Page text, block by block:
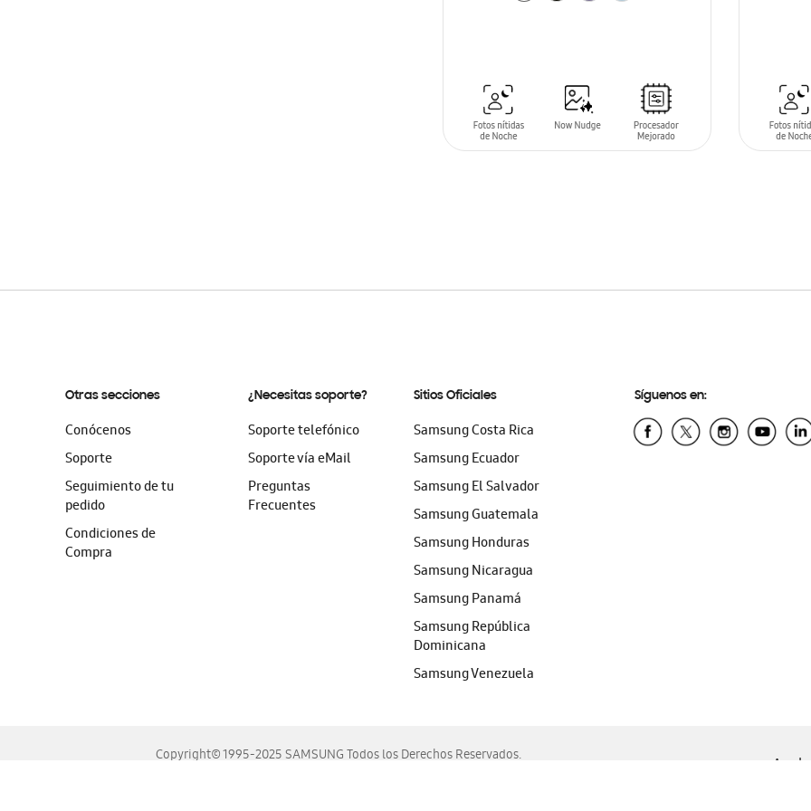
SIN
Otras secciones
Conócenos
Soporte
Seguimiento de tu
pedido
Condiciones de
Compra
¿Necesitas soporte?
Soporte telefónico
Soporte vía eMail
Preguntas
Frecuentes
Sitios Oficiales
Samsung Costa Rica
Samsung Ecuador
Samsung El Salvador
Samsung Guatemala
Samsung Honduras
Samsung Nicaragua
Samsung Panamá
Samsung República
Dominicana
Samsung Venezuela
Síguenos en:
Copyright© 1995-2025 SAMSUNG Todos los Derechos Reservados.